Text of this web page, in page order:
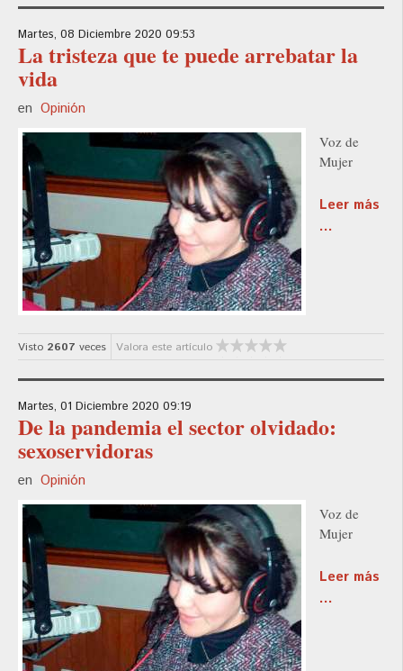
Martes, 08 Diciembre 2020 09:53
La tristeza que te puede arrebatar la
vida
en Opinión
Voz de
Mujer
Leer más
...
Visto 2607 veces Valora este artículo
Martes, 01 Diciembre 2020 09:19
De la pandemia el sector olvidado:
sexoservidoras
en Opinión
Voz de
Mujer
Leer más
...